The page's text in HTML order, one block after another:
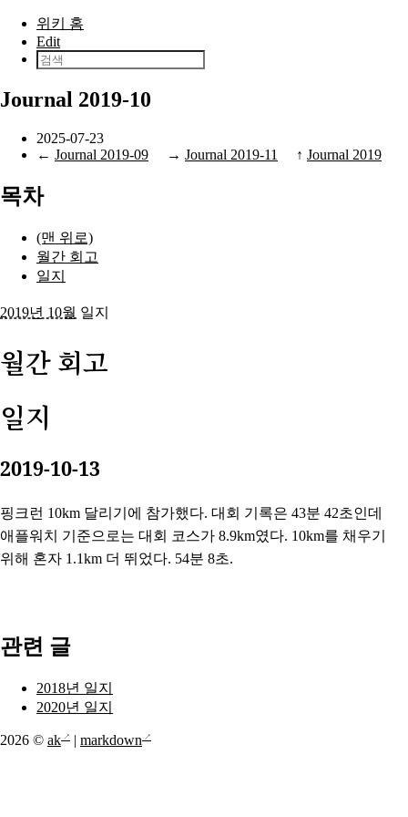
본문으로 건너뛰기
위키 홈
Edit
Journal 2019-10
2025-07-23
← Journal 2019-09 → Journal 2019-11 ↑ Journal 2019
목차
(맨 위로)
월간 회고
일지
2019년 10월 일지
월간 회고
일지
2019-10-13
핑크런 10km 달리기에 참가했다. 대회 기록은 43분 42초인데
애플워치 기준으로는 대회 코스가 8.9km였다. 10km를 채우기
위해 혼자 1.1km 더 뛰었다. 54분 8초.
관련 글
2018년 일지
2020년 일지
2026 © ak | markdown